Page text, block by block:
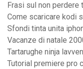
Frasi sul non perdere
Come scaricare kodi
Sfondi tinta unita
Vacanze di natale
Tartarughe ninja
Tutorial premiere pro